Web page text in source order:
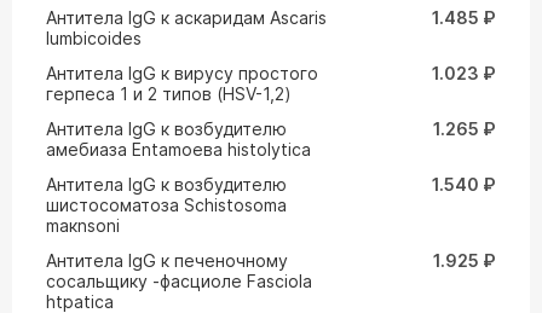
Антитела IgG к аскаридам Ascaris
lumbicoides
1.485 ₽
Антитела IgG к вирусу простого
герпеса 1 и 2 типов (HSV-1,2)
1.023 ₽
Антитела IgG к возбудителю
амебиаза Entamoeвa histolytica
1.265 ₽
Антитела IgG к возбудителю
шистосоматоза Schistosoma
maкnsoni
1.540 ₽
Антитела IgG к печеночному
сосальщику -фасциоле Fasciola
htpatica
1.925 ₽